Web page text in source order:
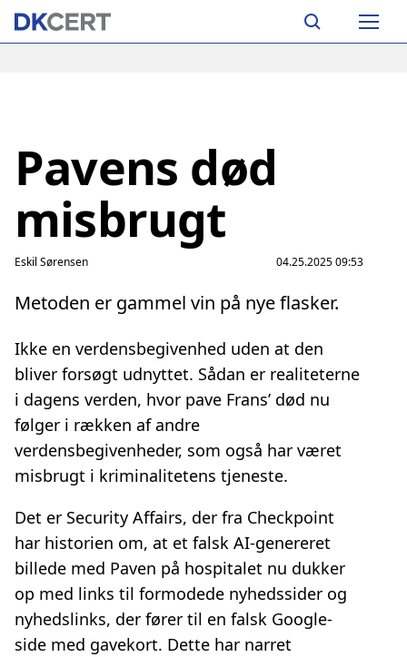
Skip
Main
Pavens død
misbrugt
Eskil Sørensen 04.25.2025 09:53
Metoden er gammel vin på nye flasker.
Ikke en verdensbegivenhed uden at den
bliver forsøgt udnyttet. Sådan er realiteterne
i dagens verden, hvor pave Frans’ død nu
følger i rækken af andre
verdensbegivenheder, som også har været
misbrugt i kriminalitetens tjeneste.
Det er Security Affairs, der fra Checkpoint
har historien om, at et falsk AI-genereret
billede med Paven på hospitalet nu dukker
op med links til formodede nyhedssider og
nyhedslinks, der fører til en falsk Google-
side med gavekort. Dette har narret